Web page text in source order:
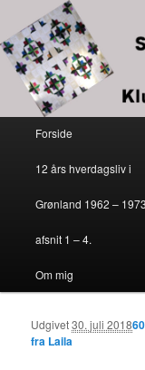
Sy en lap
Kludekonens blog
Fortsæt til primært
Fortsæt til
Forside
12 års hverdagsliv i
Grønland 1962 –
afsnit 1 – 4.
Om mig
Udgivet30. juli 2018
fra Laila